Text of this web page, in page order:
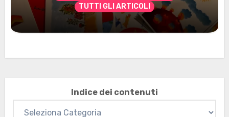
TUTTI GLI ARTICOLI
Marzo 2026: nuovi materiali stampabili
per gli abbonati
Indice dei contenuti